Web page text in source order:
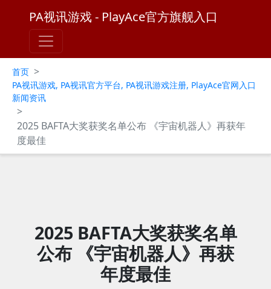
PA视讯游戏 - PlayAce官方旗舰入口
首页 >
PA视讯游戏, PA视讯官方平台, PA视讯游戏注册, PlayAce官网入口
新闻资讯
>
2025 BAFTA大奖获奖名单公布 《宇宙机器人》再获年
度最佳
2025 BAFTA大奖获奖名单
公布 《宇宙机器人》再获
年度最佳